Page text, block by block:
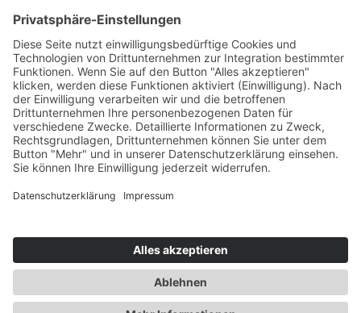
Sie haben Fragen?
© 2026 by SVG Nord Service und Vertrieb GmbH